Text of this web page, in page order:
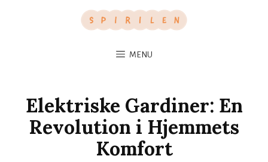
MENU
Elektriske Gardiner: En
Revolution i Hjemmets
Komfort